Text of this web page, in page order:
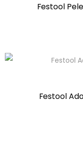
Festool
Festool